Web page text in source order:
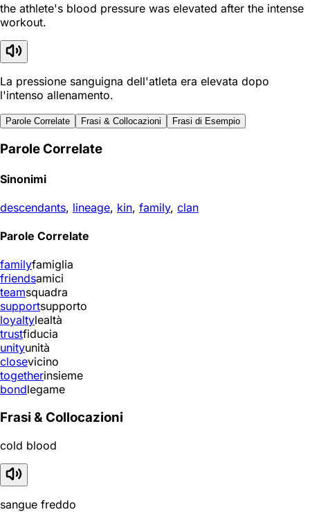
the athlete's blood pressure was elevated after the intense
workout.
La pressione sanguigna dell'atleta era elevata dopo
l'intenso allenamento.
Parole Correlate Frasi & Collocazioni Frasi di Esempio
Parole Correlate
Sinonimi
descendants, lineage, kin, family, clan
Parole Correlate
familyfamiglia
friendsamici
teamsquadra
supportsupporto
loyaltylealtà
trustfiducia
unityunità
closevicino
togetherinsieme
bondlegame
Frasi & Collocazioni
cold blood
sangue freddo